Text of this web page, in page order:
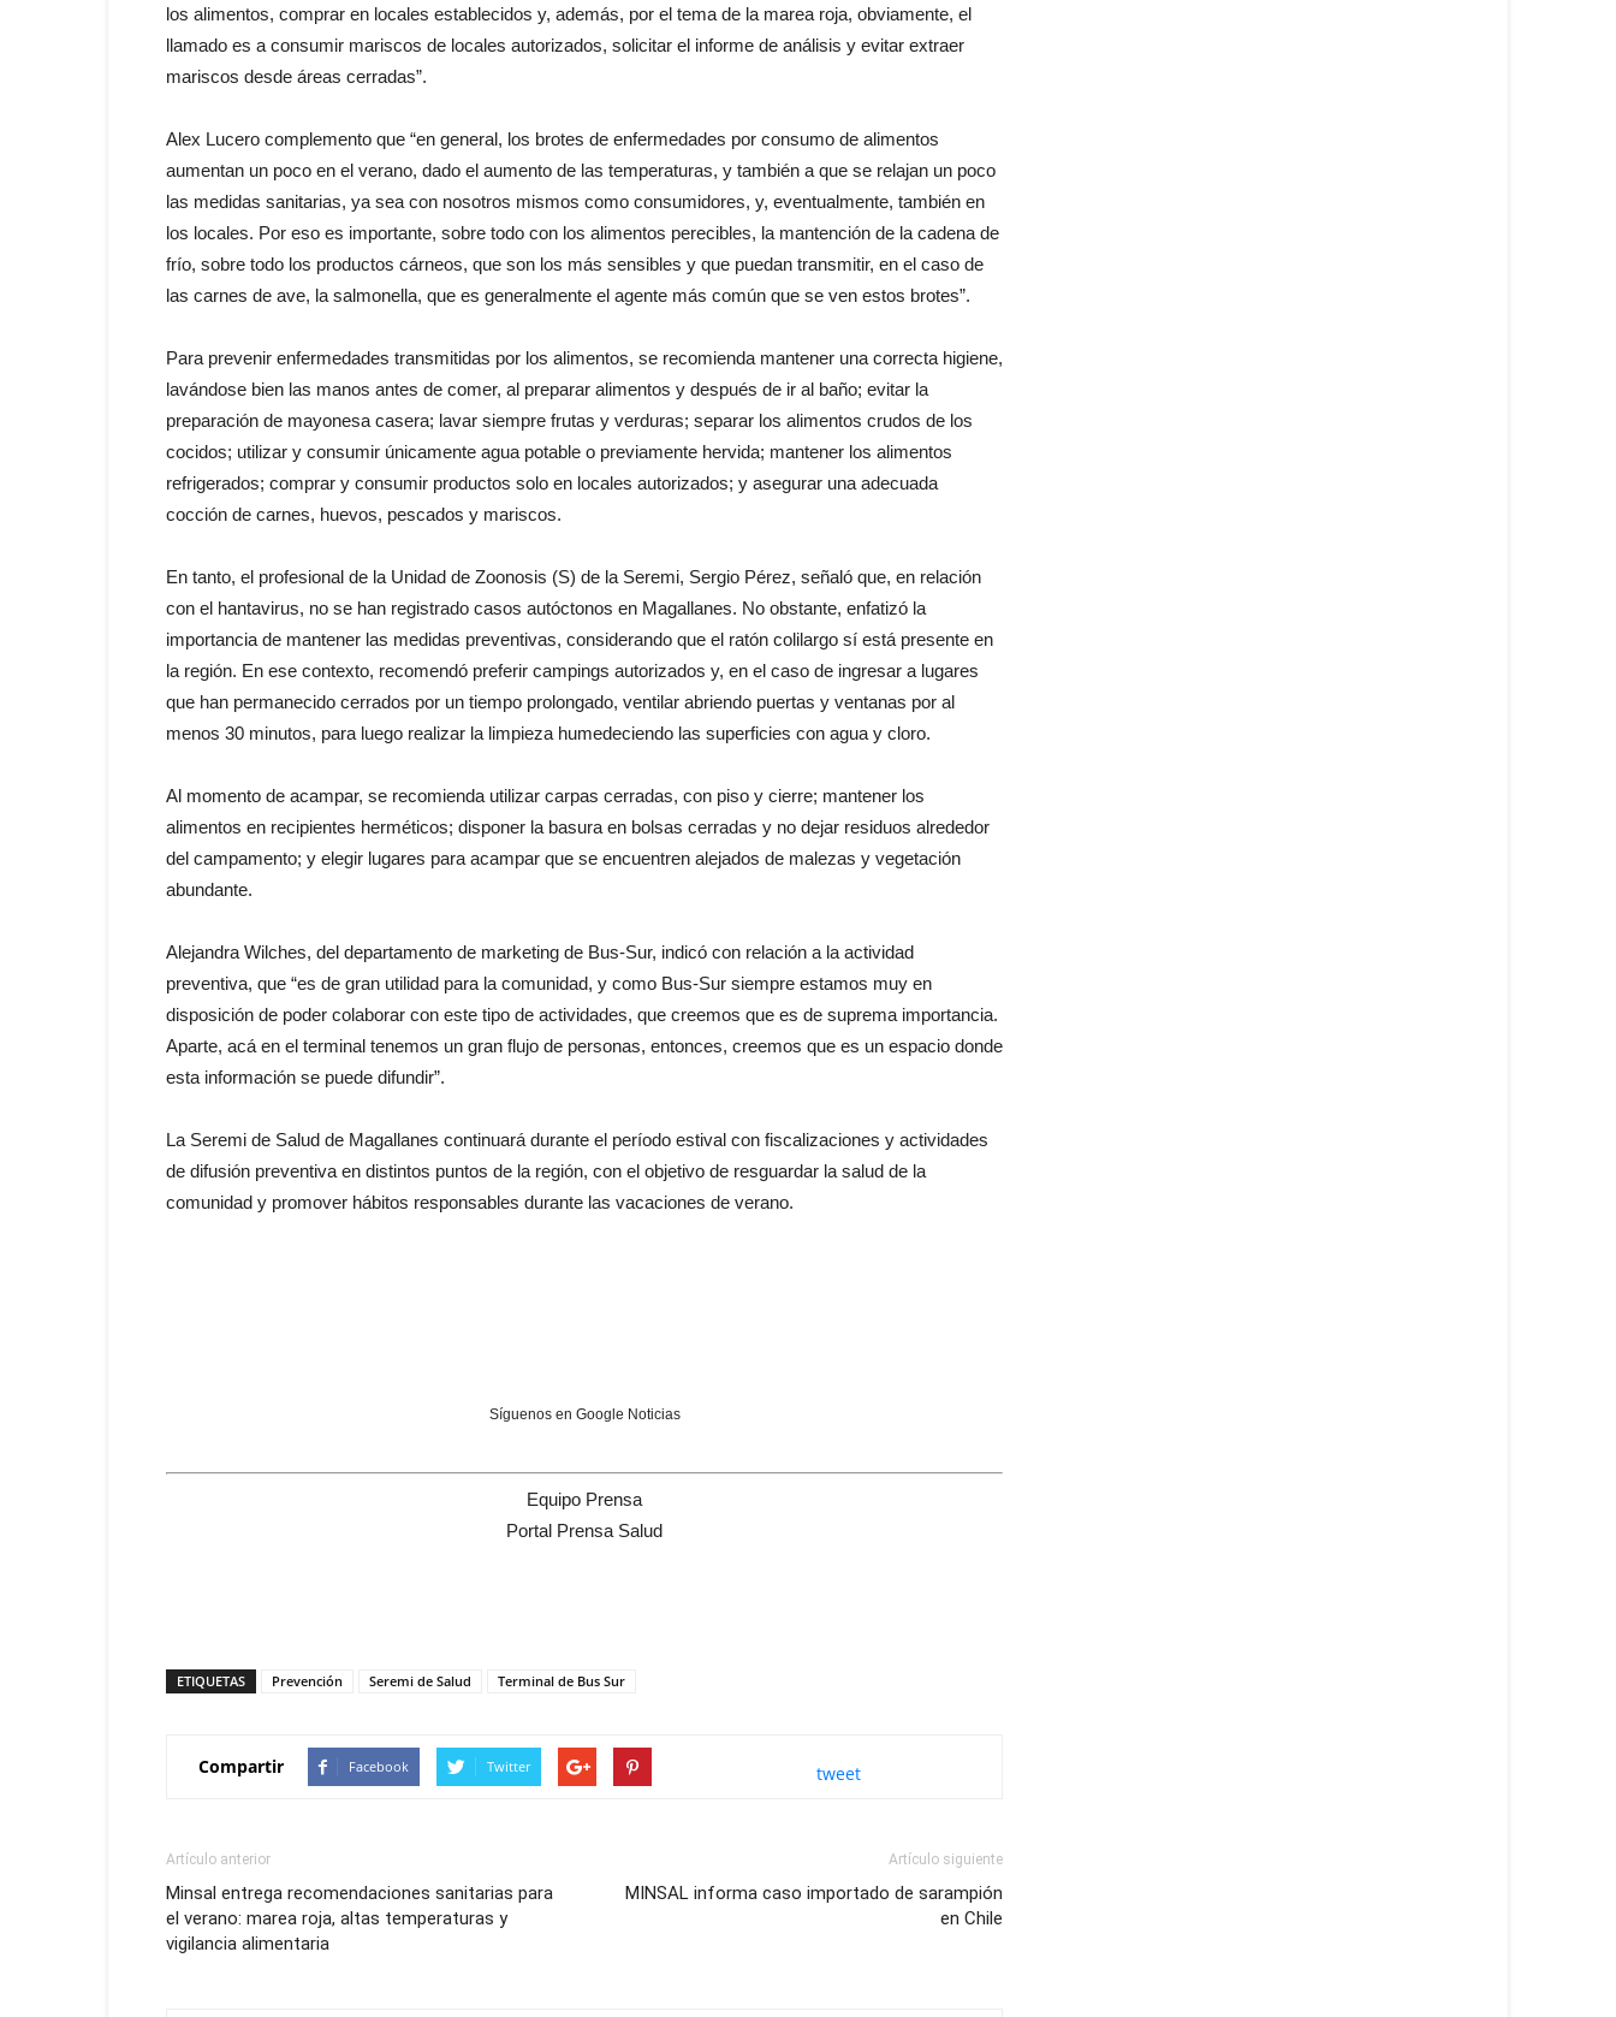
los alimentos, comprar en locales establecidos y, además, por el tema de la marea roja, obviamente, el
llamado es a consumir mariscos de locales autorizados, solicitar el informe de análisis y evitar extraer
mariscos desde áreas cerradas”.
Alex Lucero complemento que “en general, los brotes de enfermedades por consumo de alimentos
aumentan un poco en el verano, dado el aumento de las temperaturas, y también a que se relajan un poco
las medidas sanitarias, ya sea con nosotros mismos como consumidores, y, eventualmente, también en
los locales. Por eso es importante, sobre todo con los alimentos perecibles, la mantención de la cadena de
frío, sobre todo los productos cárneos, que son los más sensibles y que puedan transmitir, en el caso de
las carnes de ave, la salmonella, que es generalmente el agente más común que se ven estos brotes”.
Para prevenir enfermedades transmitidas por los alimentos, se recomienda mantener una correcta higiene,
lavándose bien las manos antes de comer, al preparar alimentos y después de ir al baño; evitar la
preparación de mayonesa casera; lavar siempre frutas y verduras; separar los alimentos crudos de los
cocidos; utilizar y consumir únicamente agua potable o previamente hervida; mantener los alimentos
refrigerados; comprar y consumir productos solo en locales autorizados; y asegurar una adecuada
cocción de carnes, huevos, pescados y mariscos.
En tanto, el profesional de la Unidad de Zoonosis (S) de la Seremi, Sergio Pérez, señaló que, en relación
con el hantavirus, no se han registrado casos autóctonos en Magallanes. No obstante, enfatizó la
importancia de mantener las medidas preventivas, considerando que el ratón colilargo sí está presente en
la región. En ese contexto, recomendó preferir campings autorizados y, en el caso de ingresar a lugares
que han permanecido cerrados por un tiempo prolongado, ventilar abriendo puertas y ventanas por al
menos 30 minutos, para luego realizar la limpieza humedeciendo las superficies con agua y cloro.
Al momento de acampar, se recomienda utilizar carpas cerradas, con piso y cierre; mantener los
alimentos en recipientes herméticos; disponer la basura en bolsas cerradas y no dejar residuos alrededor
del campamento; y elegir lugares para acampar que se encuentren alejados de malezas y vegetación
abundante.
Alejandra Wilches, del departamento de marketing de Bus-Sur, indicó con relación a la actividad
preventiva, que “es de gran utilidad para la comunidad, y como Bus-Sur siempre estamos muy en
disposición de poder colaborar con este tipo de actividades, que creemos que es de suprema importancia.
Aparte, acá en el terminal tenemos un gran flujo de personas, entonces, creemos que es un espacio donde
esta información se puede difundir”.
La Seremi de Salud de Magallanes continuará durante el período estival con fiscalizaciones y actividades
de difusión preventiva en distintos puntos de la región, con el objetivo de resguardar la salud de la
comunidad y promover hábitos responsables durante las vacaciones de verano.
Síguenos en Google Noticias
Equipo Prensa
Portal Prensa Salud
ETIQUETAS Prevención Seremi de Salud Terminal de Bus Sur
Compartir Facebook Twitter tweet
Artículo anterior
Minsal entrega recomendaciones sanitarias para
el verano: marea roja, altas temperaturas y
vigilancia alimentaria
Artículo siguiente
MINSAL informa caso importado de sarampión
en Chile